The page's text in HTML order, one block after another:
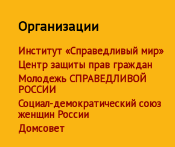
Организации
Институт «Справедливый мир»
Центр защиты прав граждан
Молодежь СПРАВЕДЛИВОЙ
РОССИИ
Социал-демократический союз
женщин России
Домсовет